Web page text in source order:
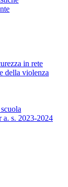
in rete
della violenza
a. s. 2023-2024